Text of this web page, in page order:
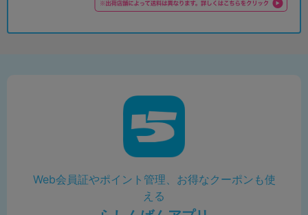
Web会員証やポイント管理、お得なクーポンも使
える